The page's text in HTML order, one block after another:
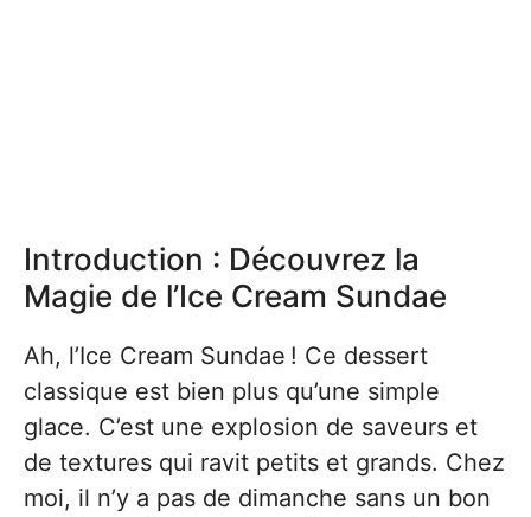
Introduction : Découvrez la
Magie de l’Ice Cream Sundae
Ah, l’Ice Cream Sundae ! Ce dessert
classique est bien plus qu’une simple
glace. C’est une explosion de saveurs et
de textures qui ravit petits et grands. Chez
moi, il n’y a pas de dimanche sans un bon